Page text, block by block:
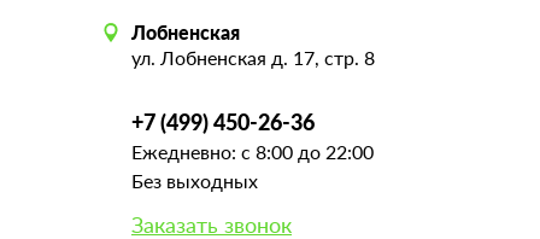
Лобненская
ул. Лобненская д. 17, стр. 8
+7 (499) 450-26-36
Ежедневно: с 8:00 до 22:00
Без выходных
Заказать звонок